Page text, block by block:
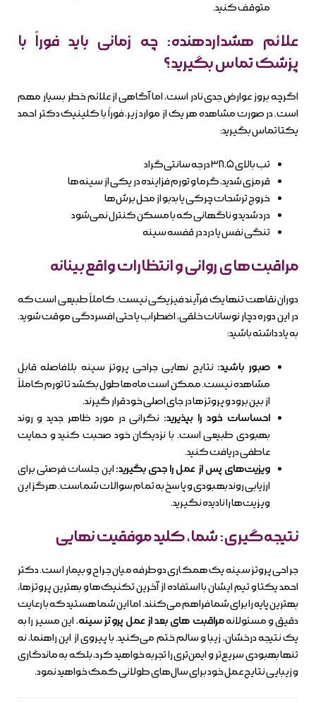
متوقف کنید.
علائم هشداردهنده: چه زمانی باید فوراً با
پزشک تماس بگیرید؟
اگرچه بروز عوارض جدی نادر است، اما آگاهی از علائم خطر بسیار مهم
است. در صورت مشاهده هر یک از موارد زیر، فوراً با کلینیک دکتر احمد
یکتا تماس بگیرید:
تب بالای ۳۸.۵ درجه سانتی‌گراد
قرمزی شدید، گرما و تورم فزاینده در یکی از سینه‌ها
خروج ترشحات چرکی یا بدبو از محل برش‌ها
درد شدید و ناگهانی که با مسکن کنترل نمی‌شود
تنگی نفس یا درد در قفسه سینه
مراقبت‌های روانی و انتظارات واقع‌بینانه
دوران نقاهت تنها یک فرآیند فیزیکی نیست. کاملاً طبیعی است که
در این دوره دچار نوسانات خلقی، اضطراب یا حتی افسردگی موقت شوید.
به یاد داشته باشید:
صبور باشید: نتایج نهایی جراحی پروتز سینه بلافاصله قابل
مشاهده نیست. ممکن است ماه‌ها طول بکشد تا تورم کاملاً
از بین برود و پروتزها در جای اصلی خود قرار گیرند.
احساسات خود را بپذیرید: نگرانی در مورد ظاهر جدید و روند
بهبودی طبیعی است. با نزدیکان خود صحبت کنید و حمایت
عاطفی دریافت کنید.
ویزیت‌های پس از عمل را جدی بگیرید: این جلسات فرصتی برای
ارزیابی روند بهبودی و پاسخ به تمام سوالات شماست. هرگز این
ویزیت‌ها را نادیده نگیرید.
نتیجه‌گیری: شما، کلید موفقیت نهایی
جراحی پروتز سینه یک همکاری دوطرفه میان جراح و بیمار است. دکتر
احمد یکتا و تیم ایشان با استفاده از آخرین تکنیک‌ها و بهترین پروتزها،
بهترین پایه را برای شما فراهم می‌کنند. اما این شما هستید که با رعایت
دقیق و مسئولانهمراقبت های بعد از عمل پروتز سینه، این مسیر را به
یک نتیجه درخشان، زیبا و سالم ختم می‌کنید. با پیروی از این راهنما، نه
تنها بهبودی سریع‌تر و ایمن‌تری را تجربه خواهید کرد، بلکه به ماندگاری
و زیبایی نتایج عمل خود برای سال‌های طولانی کمک خواهید نمود.